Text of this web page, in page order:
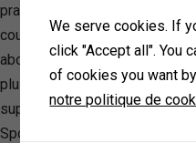
pratique, avec une large
cours collectifs. Les
abonnements flexibles,
plus de 780 clubs à travers la
supplémentaires comme les
Sports Water pour
We serve cookies. If
click "Accept all". You
of cookies you want
notre politique de